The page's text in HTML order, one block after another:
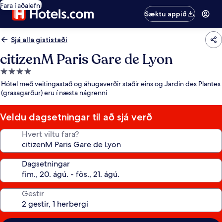
Fara í aðalefni
Sæktu appið
Sjá alla gististaði
citizenM Paris Gare de Lyon
4.0
stjörnu
gististaður
Hótel með veitingastað og áhugaverðir staðir eins og Jardin des Plantes
(grasagarður) eru í næsta nágrenni
Veldu dagsetningar til að sjá verð
Hvert viltu fara?
Dagsetningar
Gestir